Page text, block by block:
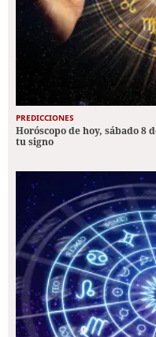
PREDICCIONES
Horóscopo de hoy, sábado 8
tu signo